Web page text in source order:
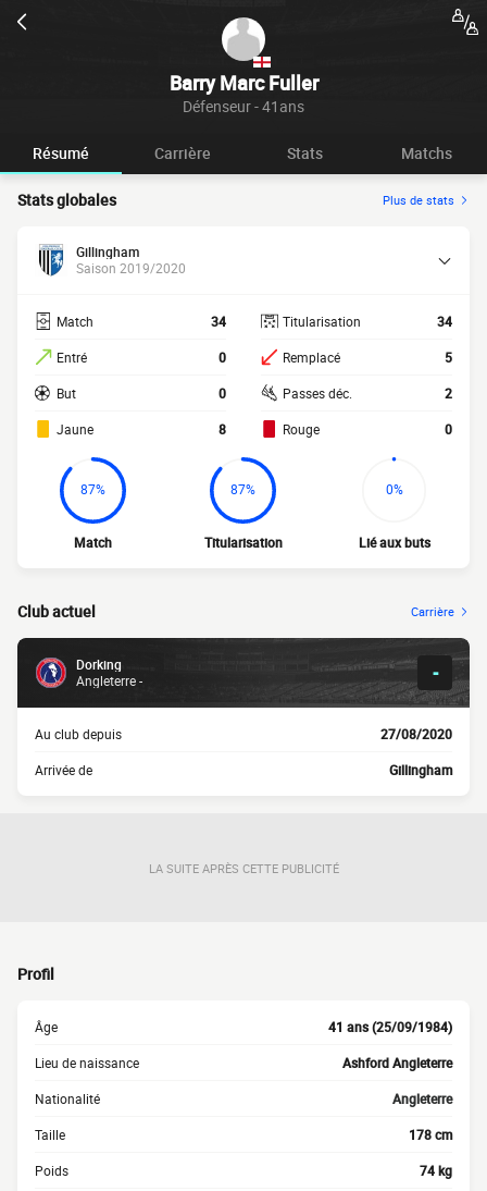
Barry Marc Fuller
Défenseur - 41ans
Résumé Carrière Stats Matchs
Stats globales Plus de stats
Gillingham
Saison 2019/2020
Match 34
Entré 0
But 0
Jaune 8
Titularisation 34
Remplacé 5
Passes déc. 2
Rouge 0
87%
Match
87%
Titularisation
0%
Lié aux buts
Club actuel Carrière
Dorking
Angleterre -
-
Au club depuis 27/08/2020
Arrivée de Gillingham
LA SUITE APRÈS CETTE PUBLICITÉ
Profil
Âge 41 ans (25/09/1984)
Lieu de naissance Ashford Angleterre
Nationalité Angleterre
Taille 178 cm
Poids 74 kg